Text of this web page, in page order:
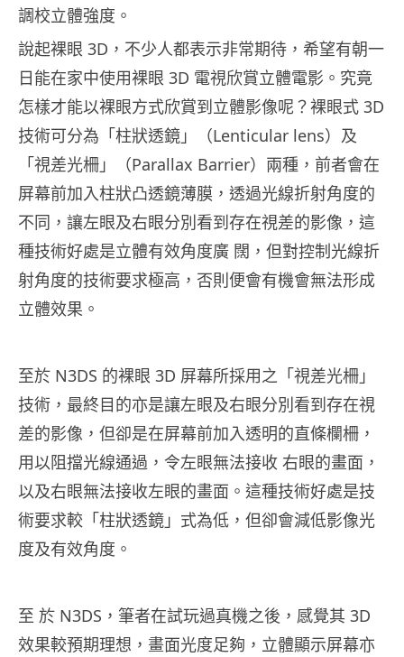
調校立體強度。
說起裸眼 3D，不少人都表示非常期待，希望有朝一
日能在家中使用裸眼 3D 電視欣賞立體電影。究竟
怎樣才能以裸眼方式欣賞到立體影像呢？裸眼式 3D
技術可分為「柱狀透鏡」（Lenticular lens）及
「視差光柵」（Parallax Barrier）兩種，前者會在
屏幕前加入柱狀凸透鏡薄膜，透過光線折射角度的
不同，讓左眼及右眼分別看到存在視差的影像，這
種技術好處是立體有效角度廣 闊，但對控制光線折
射角度的技術要求極高，否則便會有機會無法形成
立體效果。
至於 N3DS 的裸眼 3D 屏幕所採用之「視差光柵」
技術，最終目的亦是讓左眼及右眼分別看到存在視
差的影像，但卻是在屏幕前加入透明的直條欄柵，
用以阻擋光線通過，令左眼無法接收 右眼的畫面，
以及右眼無法接收左眼的畫面。這種技術好處是技
術要求較「柱狀透鏡」式為低，但卻會減低影像光
度及有效角度。
至 於 N3DS，筆者在試玩過真機之後，感覺其 3D
效果較預期理想，畫面光度足夠，立體顯示屏幕亦